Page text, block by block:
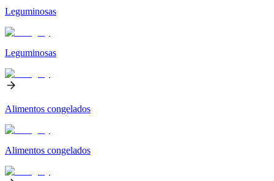
Leguminosas
Leguminosas
Alimentos congelados
Alimentos congelados